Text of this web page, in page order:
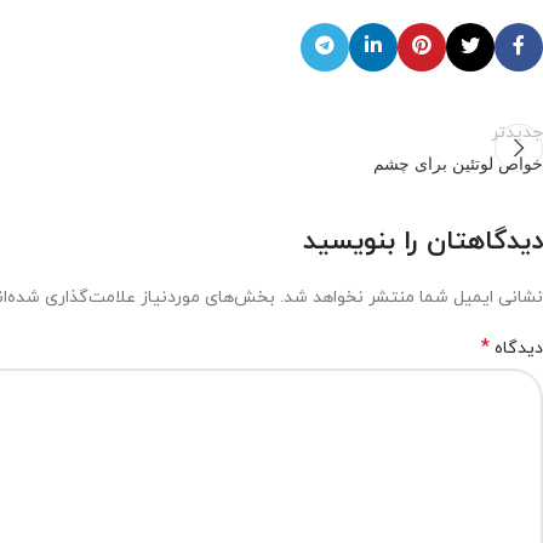
جدیدتر
خواص لوتئین برای چشم
دیدگاهتان را بنویسید
نشانی ایمیل شما منتشر نخواهد شد. بخش‌های موردنیاز علامت‌گذاری
دیدگاه *